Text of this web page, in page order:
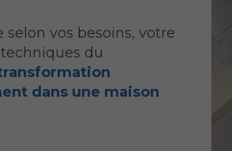
vos besoins, votre
du
dans une maison